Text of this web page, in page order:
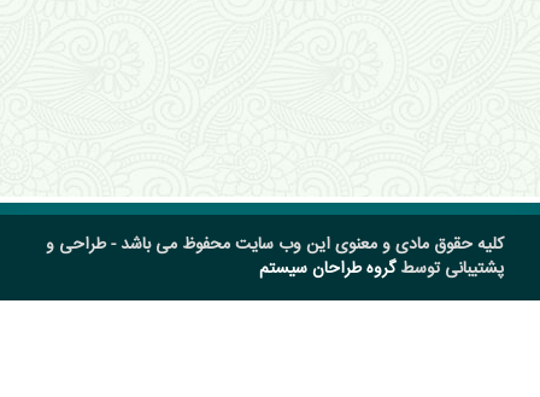
کلیه حقوق مادی و معنوی این وب سایت محفوظ می باشد - طراحی و
پشتیبانی توسطگروه طراحان سیستم